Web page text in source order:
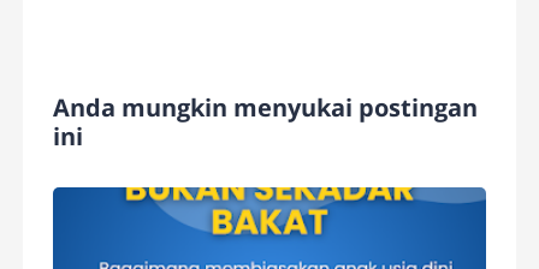
Anda mungkin menyukai postingan
ini